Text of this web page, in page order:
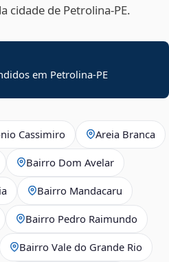
cidade de Petrolina‑PE.
em Petrolina-PE
Cassimiro Areia Branca
Bairro Dom Avelar
Bairro Mandacaru
Bairro Pedro Raimundo
Bairro Vale do Grande Rio